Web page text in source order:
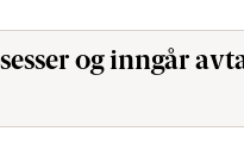
og inngår